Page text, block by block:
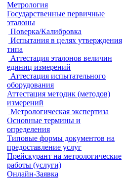
Метрология
Государственные первичные
эталоны
Поверка/Калибровка
Испытания в целях утверждения
типа
Аттестация эталонов величин
единиц измерений
Аттестация испытательного
оборудования
Аттестация методик (методов)
измерений
Метрологическая экспертиза
Основные термины и
определения
Типовые формы документов на
предоставление услуг
Прейскурант на метрологические
работы (услуги)
Онлайн-Заявка